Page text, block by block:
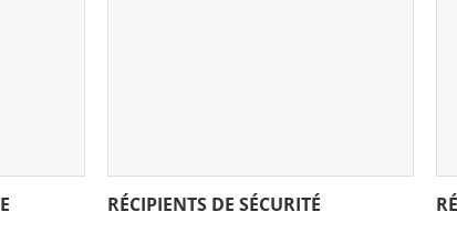
RÉCIPIENTS DE SÉCURITÉ